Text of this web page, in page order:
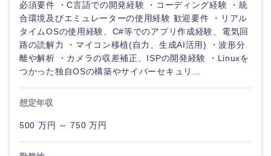
必須要件 ・C言語での開発経験 ・コーディング経験 ・統
合環境及びエミュレーターの使用経験 歓迎要件 ・リアル
タイムOSの使用経験、C#等でのアプリ作成経験、電気回
路の読解力 ・マイコン移植(自力、生成AI活用) ・波形分
離や解析 ・カメラの収差補正、ISPの開発経験 ・Linuxを
つかった独自OSの構築やサイバーセキュリ...
想定年収
500 万円 ～ 750 万円